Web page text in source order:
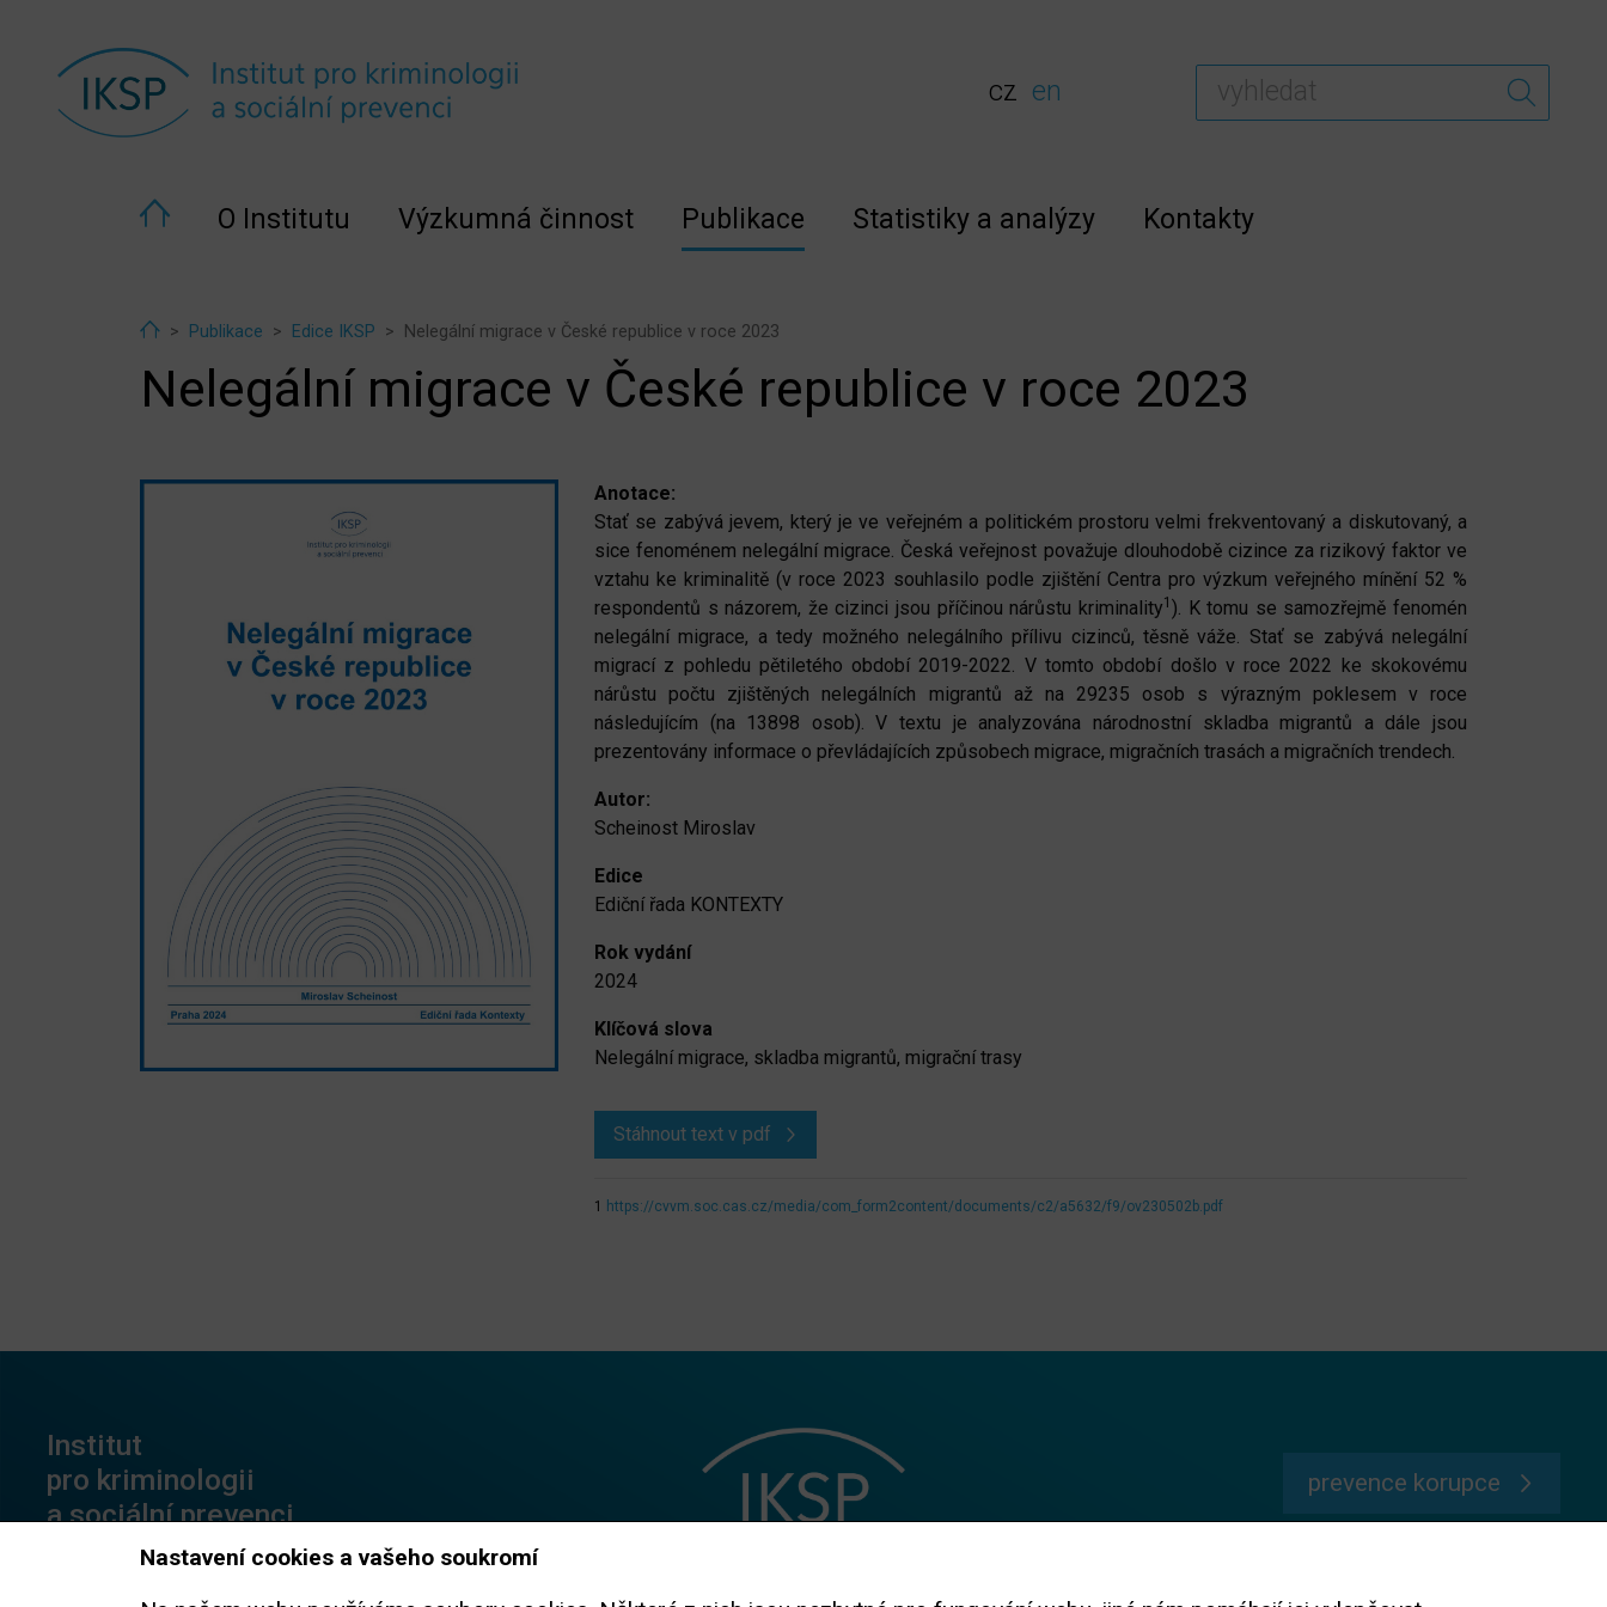
cz en
O Institutu Výzkumná činnost Publikace Statistiky a analýzy Kontakty
HomePublikace Edice IKSP Nelegální migrace v České republice v roce 2023
Nelegální migrace v České republice v roce 2023
Anotace:
Stať se zabývá jevem, který je ve veřejném a politickém prostoru velmi frekventovaný a diskutovaný, a
sice fenoménem nelegální migrace. Česká veřejnost považuje dlouhodobě cizince za rizikový faktor ve
vztahu ke kriminalitě (v roce 2023 souhlasilo podle zjištění Centra pro výzkum veřejného mínění 52 %
respondentů s názorem, že cizinci jsou příčinou nárůstu kriminality1 ). K tomu se samozřejmě fenomén
nelegální migrace, a tedy možného nelegálního přílivu cizinců, těsně váže. Stať se zabývá nelegální
migrací z pohledu pětiletého období 2019-2022. V tomto období došlo v roce 2022 ke skokovému
nárůstu počtu zjištěných nelegálních migrantů až na 29235 osob s výrazným poklesem v roce
následujícím (na 13898 osob). V textu je analyzována národnostní skladba migrantů a dále jsou
prezentovány informace o převládajících způsobech migrace, migračních trasách a migračních trendech.
Autor:
Scheinost Miroslav
Edice
Ediční řada KONTEXTY
Rok vydání
2024
Klíčová slova
Nelegální migrace, skladba migrantů, migrační trasy
Stáhnout text v pdf
1 https://cvvm.soc.cas.cz/media/com_form2content/documents/c2/a5632/f9/ov230502b.pdf
Institut
pro kriminologii
a sociální prevenci
prevence korupce
Nastavení cookies a vašeho soukromí